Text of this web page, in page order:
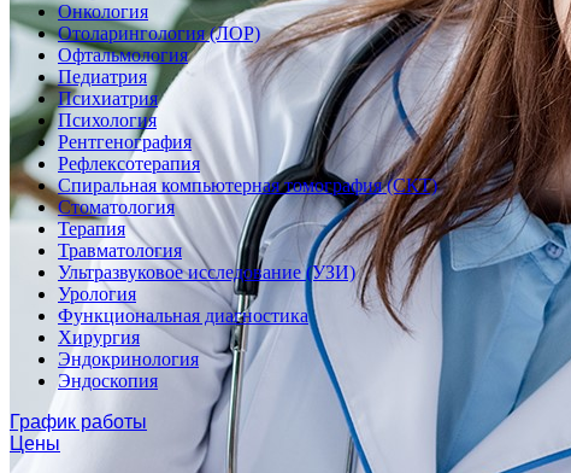
Онкология
Отоларингология (ЛОР)
Офтальмология
Педиатрия
Психиатрия
Психология
Рентгенография
Рефлексотерапия
Спиральная компьютерная томография (СКТ)
Стоматология
Терапия
Травматология
Ультразвуковое исследование (УЗИ)
Урология
Функциональная диагностика
Хирургия
Эндокринология
Эндоскопия
График работы
Цены